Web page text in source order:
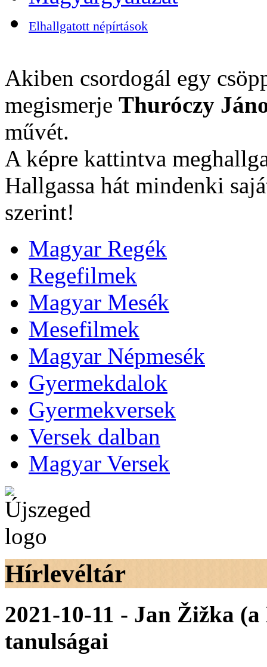
Elhallgatott népírtások
Akiben csordogál egy
megismerje Thuróczy
művét.
A képre kattintva
Hallgassa hát mindenki
szerint!
Magyar Regék
Regefilmek
Magyar Mesék
Mesefilmek
Magyar Népmesék
Gyermekdalok
Gyermekversek
Versek dalban
Magyar Versek
Hírlevéltár
2021-10-11 - Jan Žižka
tanulságai